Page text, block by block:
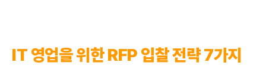
IT 영업을 위한RFP입찰 전략 7가지